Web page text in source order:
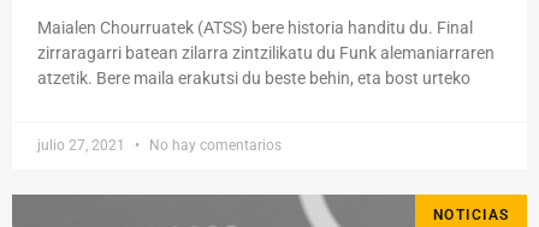
Maialen Chourruatek (ATSS) bere historia handitu du. Final
zirraragarri batean zilarra zintzilikatu du Funk alemaniarraren
atzetik. Bere maila erakutsi du beste behin, eta bost urteko
julio 27, 2021 No hay comentarios
NOTICIAS